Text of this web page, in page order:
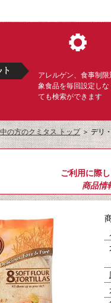
アレルゲン、食事制限
象食品を毎回設定しな
ても検索ができます
の方のクミタス トップ＞デリ
ご利用に際し
商品情